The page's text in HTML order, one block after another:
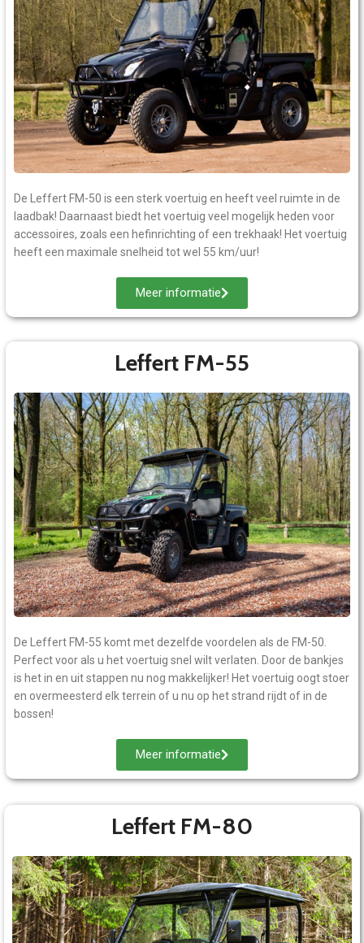
De Leffert FM-50 is een sterk voertuig en heeft veel ruimte in de
laadbak! Daarnaast biedt het voertuig veel mogelijk heden voor
accessoires, zoals een hefinrichting of een trekhaak! Het voertuig
heeft een maximale snelheid tot wel 55 km/uur!
Meer informatie
Leffert FM-55
De Leffert FM-55 komt met dezelfde voordelen als de FM-50.
Perfect voor als u het voertuig snel wilt verlaten. Door de bankjes
is het in en uit stappen nu nog makkelijker! Het voertuig oogt stoer
en overmeesterd elk terrein of u nu op het strand rijdt of in de
bossen!
Meer informatie
Leffert FM-80